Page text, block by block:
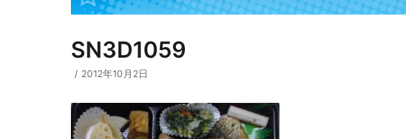
SN3D1059
2012年10月2日